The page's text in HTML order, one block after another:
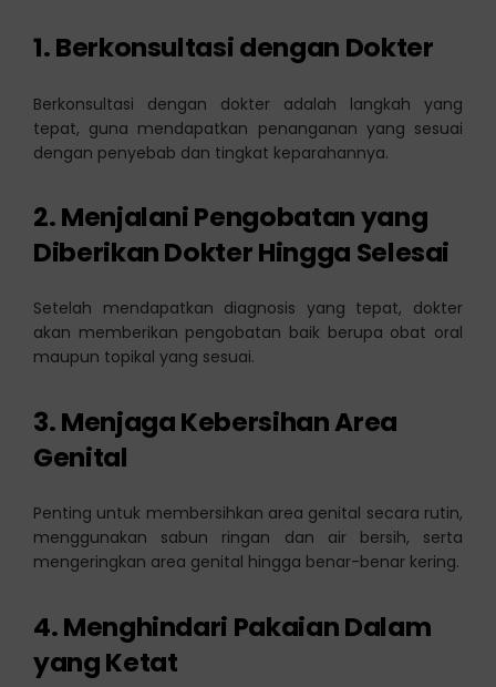
1. Berkonsultasi dengan Dokter
Berkonsultasi dengan dokter adalah langkah yang
tepat, guna mendapatkan penanganan yang sesuai
dengan penyebab dan tingkat keparahannya.
2. Menjalani Pengobatan yang
Diberikan Dokter Hingga Selesai
Setelah mendapatkan diagnosis yang tepat, dokter
akan memberikan pengobatan baik berupa obat oral
maupun topikal yang sesuai.
3. Menjaga Kebersihan Area
Genital
Penting untuk membersihkan area genital secara rutin,
menggunakan sabun ringan dan air bersih, serta
mengeringkan area genital hingga benar-benar kering.
4. Menghindari Pakaian Dalam
yang Ketat